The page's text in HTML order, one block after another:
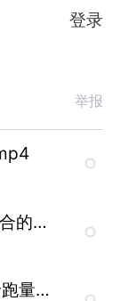
登录
举报
15.《连环起量14法》选择适合的起量技术搭配操作_1.mp4
12.《连环起量14法12》低价跑量：卡主销量头部排名_1.mp4